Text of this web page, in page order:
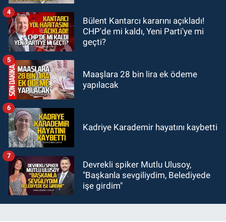
Bülent Kantarcı kararını açıkladı!
CHP'de mi kaldı, Yeni Parti'ye mi
geçti?
4
Maaşlara 28 bin lira ek ödeme
yapılacak
5
Kadriye Karademir hayatını kaybetti
6
Devrekli spiker Mutlu Ulusoy,
"Başkanla sevgiliydim, Belediyede
işe girdim"
7